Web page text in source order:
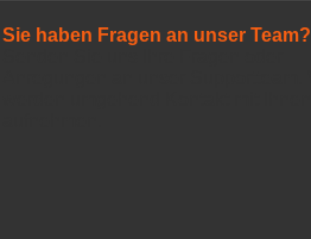
Sie haben Fragen an unser Team?